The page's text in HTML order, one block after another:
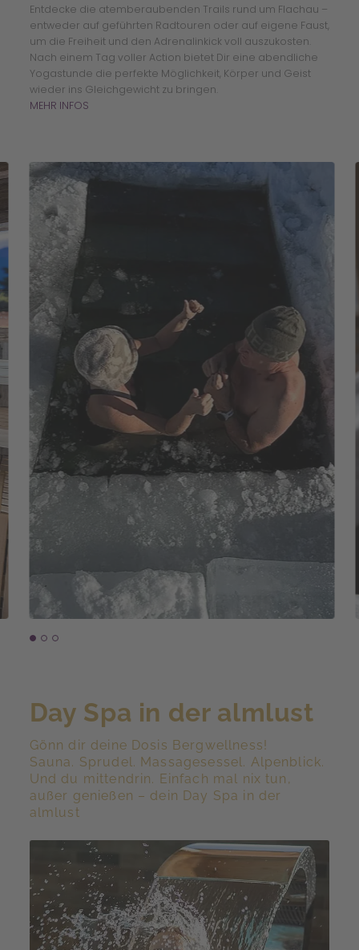
Entdecke die atemberaubenden Trails rund um Flachau –
entweder auf geführten Radtouren oder auf eigene Faust,
um die Freiheit und den Adrenalinkick voll auszukosten.
Nach einem Tag voller Action bietet Dir eine abendliche
Yogastunde die perfekte Möglichkeit, Körper und Geist
wieder ins Gleichgewicht zu bringen.
MEHR INFOS
Day Spa in der almlust
Gönn dir deine Dosis Bergwellness!
Sauna. Sprudel. Massagesessel. Alpenblick.
Und du mittendrin. Einfach mal nix tun,
außer genießen – dein Day Spa in der
almlust